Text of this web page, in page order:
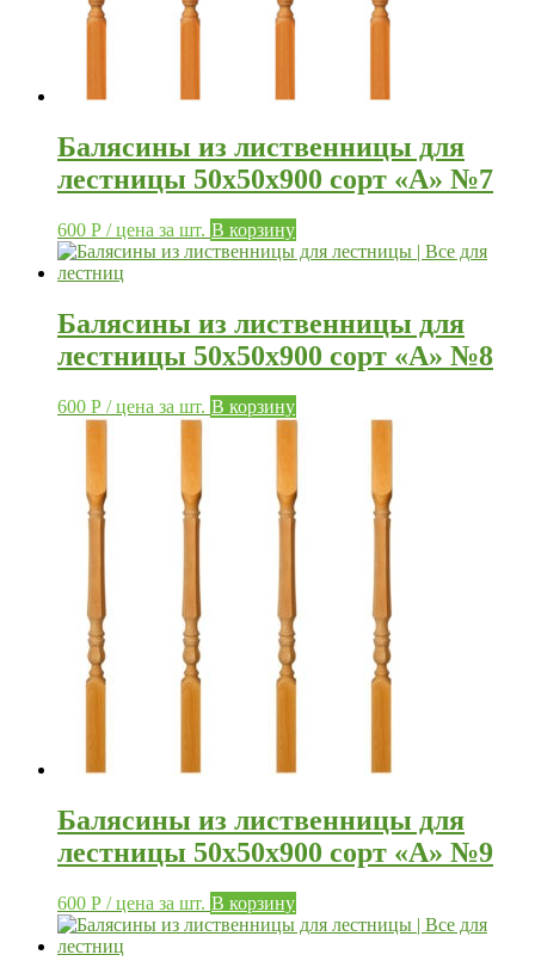
Балясины из лиственницы для
лестницы 50х50х900 сорт «А» №7
600 Р / цена за шт. В корзину
Балясины из лиственницы для
лестницы 50х50х900 сорт «А» №8
600 Р / цена за шт. В корзину
Балясины из лиственницы для
лестницы 50х50х900 сорт «А» №9
600 Р / цена за шт. В корзину